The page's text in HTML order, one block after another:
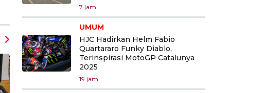
7 jam
UMUM
HJC Hadirkan Helm Fabio
Quartararo Funky Diablo,
Terinspirasi MotoGP Catalunya
2025
19 jam